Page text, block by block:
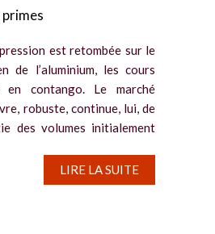
est retombée sur le
de l’aluminium, les cours
en contango. Le marché
robuste, continue, lui, de
des volumes initialement
LIRE LA SUITE